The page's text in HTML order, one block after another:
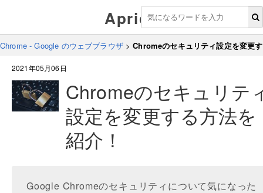
Aprico
Chrome - Google のウェブブラウザ>Chromeのセキュリティ設定を変更
2021年05月06日
Chromeのセキュリテ
設定を変更する方法を
紹介！
Google Chromeのセキュリティについて気になった